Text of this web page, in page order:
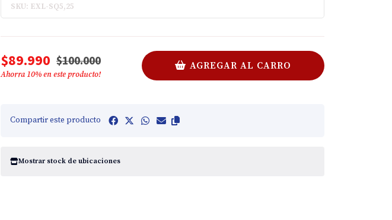
SKU: EXL-SQ5,25
$89.990 $100.000
Ahorra10% en este producto!
AGREGAR AL CARRO
Compartir este producto
Mostrar stock de ubicaciones